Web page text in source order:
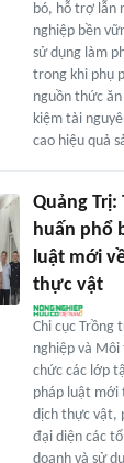
bó, hỗ trợ lẫn
nghiệp bền
sử dụng làm
trong khi phụ
nguồn thức
kiệm tài
cao hiệu quả
Quảng Trị:
huấn phổ
luật mới
thực vật
Chi cục Trồng
nghiệp và
chức các lớp
pháp luật mới
dịch thực vật,
đại diện các
doanh và sử